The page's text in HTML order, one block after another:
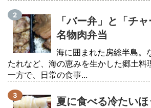
「バー弁」と「チ
名物肉弁当
海に囲まれた房総半島。
たれなど、海の恵みを生かした郷土料
一方で、日常の食事...
夏に食べる冷たい